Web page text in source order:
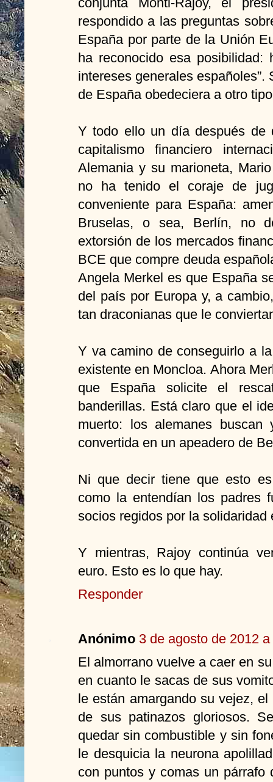
respondido a las preguntas
España por parte de la Unión
ha reconocido esa
intereses generales
de España obedeciera a otro
Y todo ello un día después de
capitalismo financiero
Alemania y su marioneta,
no ha tenido el coraje de
conveniente para España:
Bruselas, o sea, Berlín, no
extorsión de los mercados
BCE que compre deuda
Angela Merkel es que España
del país por Europa y, a
tan draconianas que le
Y va camino de conseguirlo a
existente en Moncloa. Ahora
que España solicite el
banderillas. Está claro que el
muerto: los alemanes
convertida en un apeadero de
Ni que decir tiene que esto
como la entendían los padres
socios regidos por la solidaridad
Y mientras, Rajoy continúa
euro. Esto es lo que hay.
Responder
Anónimo 3 de agosto de 2012
El almorrano vuelve a caer en
en cuanto le sacas de sus
le están amargando su vejez,
de sus patinazos gloriosos.
quedar sin combustible y sin
le desquicia la neurona
con puntos y comas un